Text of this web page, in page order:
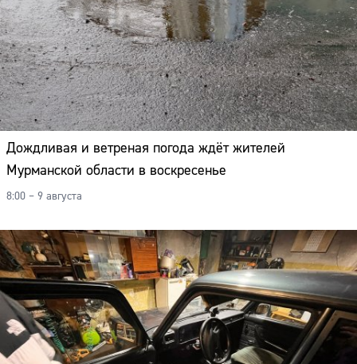
Дождливая и ветреная погода ждёт жителей
Мурманской области в воскресенье
8:00 – 9 августа